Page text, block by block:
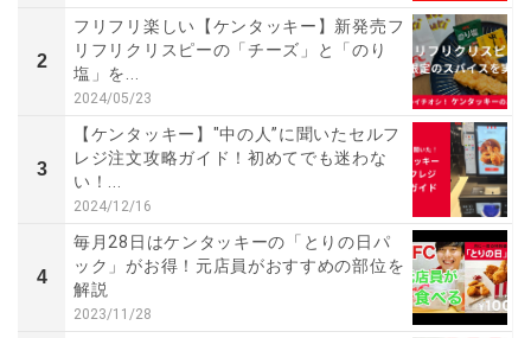
2
フリフリ楽しい【ケンタッキー】新発売フ
リフリクリスピーの「チーズ」と「のり
塩」を...
2024/05/23
3
【ケンタッキー】"中の人”に聞いたセルフ
レジ注⽂攻略ガイド！初めてでも迷わな
い！...
2024/12/16
4
毎月28日はケンタッキーの「とりの日パ
ック」がお得！元店員がおすすめの部位を
解説
2023/11/28